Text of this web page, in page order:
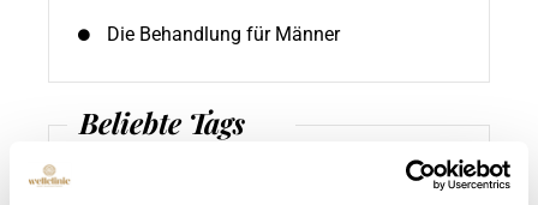
Die Behandlung für Männer
Beliebte Tags